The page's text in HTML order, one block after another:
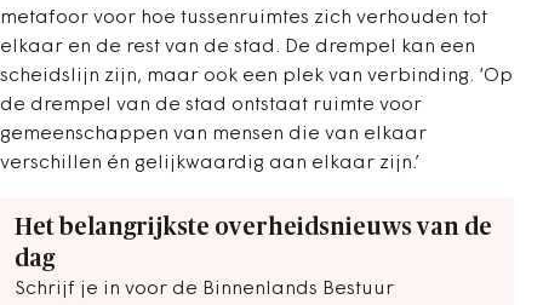
metafoor voor hoe tussenruimtes zich verhouden tot
elkaar en de rest van de stad. De drempel kan een
scheidslijn zijn, maar ook een plek van verbinding. ‘Op
de drempel van de stad ontstaat ruimte voor
gemeenschappen van mensen die van elkaar
verschillen én gelijkwaardig aan elkaar zijn.’
Het belangrijkste overheidsnieuws van de
dag
Schrijf je in voor de Binnenlands Bestuur